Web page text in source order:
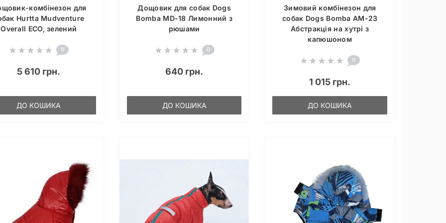
комбінезон для
Hurtta Mudventure
Overall ECO, зелений
0
5 610 грн.
ДО КОШИКА
Дощовик для собак Dogs
Bomba MD-18 Лимонний з
рюшами
0
640 грн.
ДО КОШИКА
Зимовий комбінезон для
собак Dogs Bomba AM-23
Абстракція на хутрі з
капюшоном
0
1 015 грн.
ДО КОШИКА